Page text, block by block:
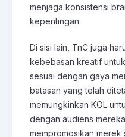
menjaga konsistensi
kepentingan.
Di sisi lain, TnC juga
kebebasan kreatif
sesuai dengan gaya
batasan yang telah
memungkinkan KOL
dengan audiens
mempromosikan merek